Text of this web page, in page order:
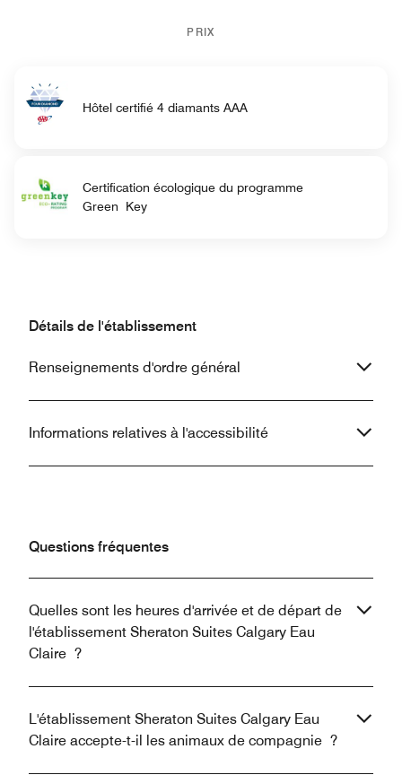
PRIX
Hôtel certifié 4 diamants AAA
Certification écologique du programme
Green Key
Détails de l'établissement
Renseignements d'ordre général
Informations relatives à l'accessibilité
Questions fréquentes
Quelles sont les heures d'arrivée et de départ de
l'établissement Sheraton Suites Calgary Eau
Claire ?
L'établissement Sheraton Suites Calgary Eau
Claire accepte-t-il les animaux de compagnie ?